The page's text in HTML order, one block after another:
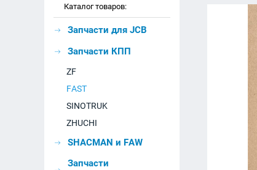
Каталог товаров:
Запчасти для JCB
Запчасти КПП
ZF
FAST
SINOTRUK
ZHUCHI
SHACMAN и FAW
Запчасти